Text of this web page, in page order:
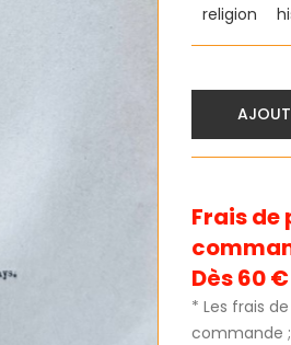
religion
Frais
Dès 60
* Les frais
commande